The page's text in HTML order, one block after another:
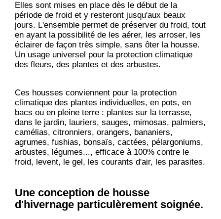
Elles sont mises en place dès le début de la
période de froid et y resteront jusqu'aux beaux
jours. L'ensemble permet de préserver du froid, tout
en ayant la possibilité de les aérer, les arroser, les
éclairer de façon très simple, sans ôter la housse.
Un usage universel pour la protection climatique
des fleurs, des plantes et des arbustes.
Ces housses conviennent pour la protection
climatique des plantes individuelles, en pots, en
bacs ou en pleine terre : plantes sur la terrasse,
dans le jardin, lauriers, sauges, mimosas, palmiers,
camélias, citronniers, orangers, bananiers,
agrumes, fushias, bonsaïs, cactées, pélargoniums,
arbustes, légumes..., efficace à 100% contre le
froid, levent, le gel, les courants d'air, les parasites.
Une conception de housse
d'hivernage particulèrement soignée.